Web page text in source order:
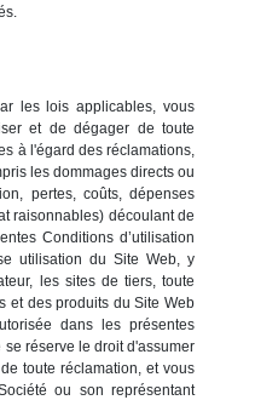
les lois applicables, vous
et de dégager de toute
à l'égard des réclamations,
les dommages directs ou
pertes, coûts, dépenses
raisonnables) découlant de
Conditions d’utilisation
utilisation du Site Web, y
les sites de tiers, toute
et des produits du Site Web
dans les présentes
réserve le droit d'assumer
toute réclamation, et vous
ou son représentant